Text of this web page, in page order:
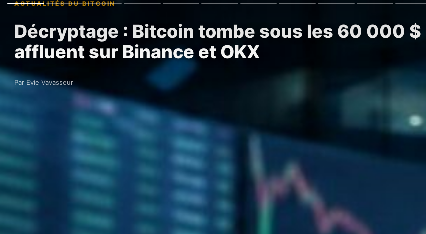
ACTUALITÉS DU BITCOIN
Décryptage : Bitcoin tombe sous les 60 000
affluent sur Binance et OKX
Par Evie Vavasseur